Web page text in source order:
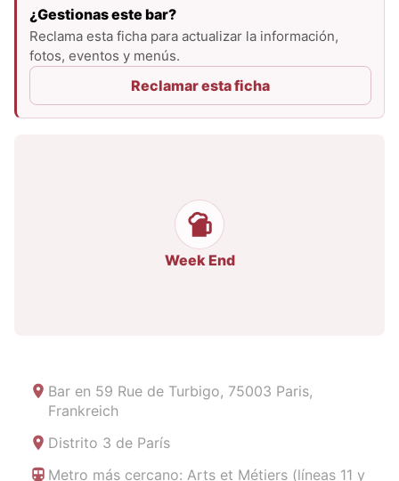
¿Gestionas este bar?
Reclama esta ficha para actualizar la información,
fotos, eventos y menús.
Reclamar esta ficha
Week End
Bar en 59 Rue de Turbigo, 75003 Paris,
Frankreich
Distrito 3 de París
Metro más cercano: Arts et Métiers (líneas 11 y